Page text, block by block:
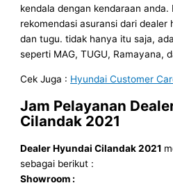
kendala dengan kendaraan
rekomendasi asuransi dari
dan tugu. tidak hanya itu saja,
seperti MAG, TUGU, Ramayana,
Cek Juga : Hyundai Customer
Jam Pelayanan
Cilandak 2021
Dealer Hyundai Cilandak2021
sebagai berikut :
Showroom :